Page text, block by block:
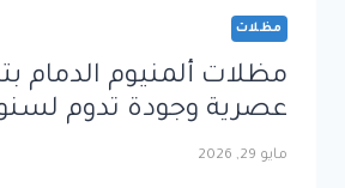
مظلات
مظلات ألمنيوم الدمام
عصرية وجودة تدوم
مايو 29, 2026